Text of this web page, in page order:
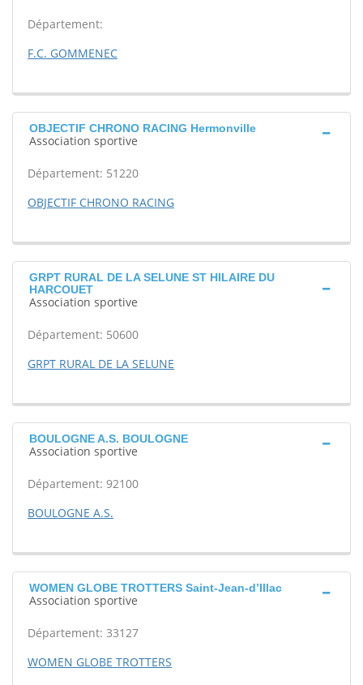
Département:
F.C. GOMMENEC
OBJECTIF CHRONO RACING Hermonville
Association sportive
Département: 51220
OBJECTIF CHRONO RACING
GRPT RURAL DE LA SELUNE ST HILAIRE DU
HARCOUET
Association sportive
Département: 50600
GRPT RURAL DE LA SELUNE
BOULOGNE A.S. BOULOGNE
Association sportive
Département: 92100
BOULOGNE A.S.
WOMEN GLOBE TROTTERS Saint-Jean-d’Illac
Association sportive
Département: 33127
WOMEN GLOBE TROTTERS